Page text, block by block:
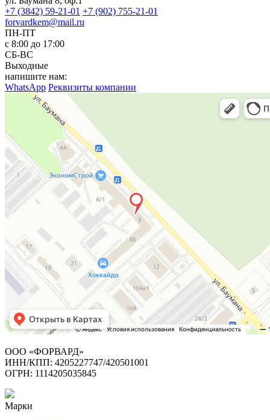
+7 (3842) 59-21-01 +7 (902) 755-21-01
forvardkem@mail.ru
ПН-ПТ
с 8:00 до 17:00
СБ-ВС
Выходные
напишите нам:
WhatsApp Реквизиты компании
ООО «ФОРВАРД»
ИНН/КПП: 4205227747/420501001
ОГРН: 1114205035845
Марки